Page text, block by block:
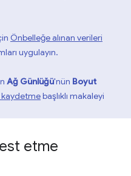
Önbelleğe alınan verileri
uygulayın.
Ağ Günlüğü'nün Boyut
kaydetmebaşlıklı makaleyi
etme